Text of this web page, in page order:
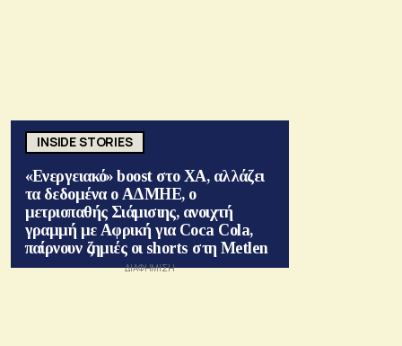
INSIDE STORIES
«Ενεργειακό» boost στο ΧΑ, αλλάζει
τα δεδομένα ο ΑΔΜΗΕ, ο
μετριοπαθής Σιάμισιης, ανοιχτή
γραμμή με Αφρική για Coca Cola,
παίρνουν ζημιές οι shorts στη Metlen